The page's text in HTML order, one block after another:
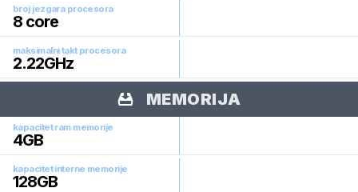
broj jezgara procesora
8 core
maksimalni takt procesora
2.22GHz
MEMORIJA
kapacitet ram memorije
4GB
kapacitet interne memorije
128GB